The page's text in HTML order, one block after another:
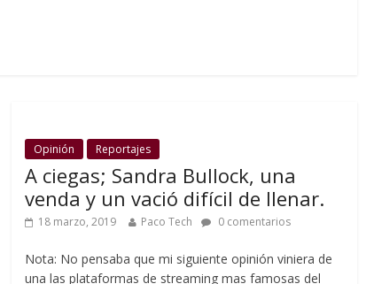
Opinión Reportajes
A ciegas; Sandra Bullock, una
venda y un vació difícil de llenar.
18 marzo, 2019 Paco Tech 0 comentarios
Nota: No pensaba que mi siguiente opinión viniera de
una las plataformas de streaming mas famosas del